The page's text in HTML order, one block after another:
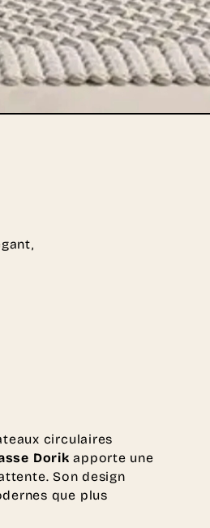
circulaires
Dorik apporte une
Son design
que plus